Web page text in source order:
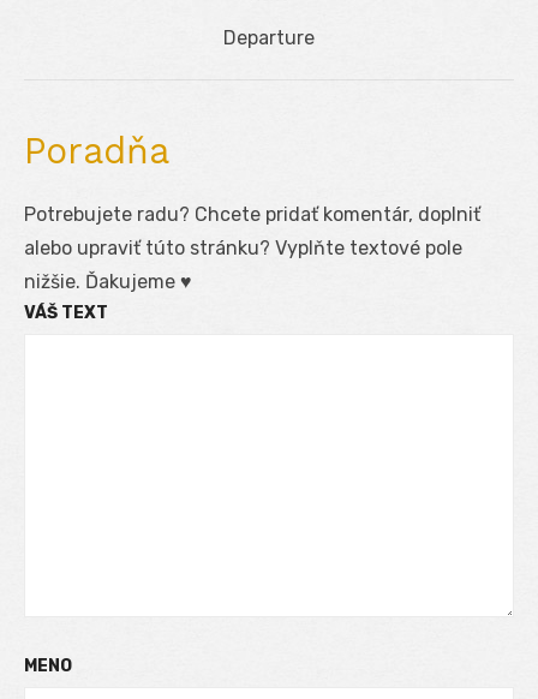
Next
Departure
Poradňa
Potrebujete radu? Chcete pridať komentár, doplniť
alebo upraviť túto stránku? Vyplňte textové pole
nižšie. Ďakujeme ♥
VÁŠ TEXT
MENO